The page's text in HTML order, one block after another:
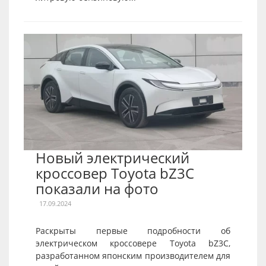
Новый электрический
кроссовер Toyota bZ3C
показали на фото
17.09.2024
Раскрыты первые подробности об
электрическом кроссовере Toyota bZ3C,
разработанном японским производителем для